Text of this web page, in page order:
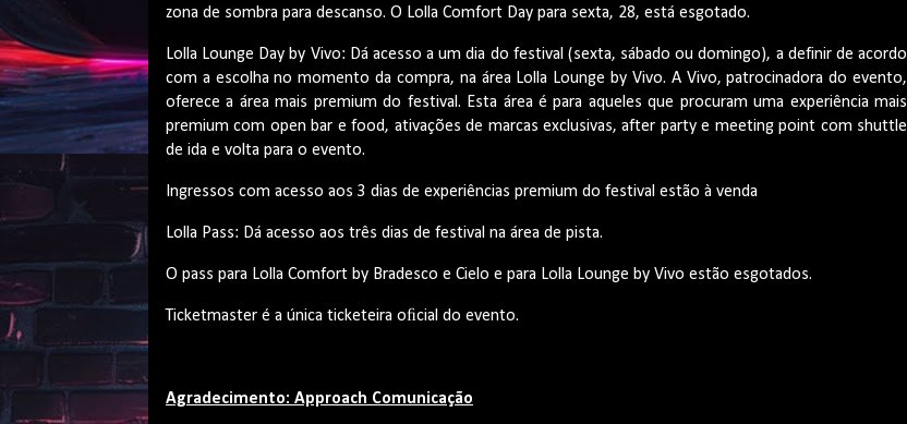
zona de sombra para descanso. O Lolla Comfort Day para sexta, 28, está esgotado.
Lolla Lounge Day by Vivo: Dá acesso a um dia do festival (sexta, sábado ou domingo), a definir de acordo
com a escolha no momento da compra, na área Lolla Lounge by Vivo. A Vivo, patrocinadora do evento,
oferece a área mais premium do festival. Esta área é para aqueles que procuram uma experiência mais
premium com open bar e food, ativações de marcas exclusivas, after party e meeting point com shuttle
de ida e volta para o evento.
Ingressos com acesso aos 3 dias de experiências premium do festival estão à venda
Lolla Pass: Dá acesso aos três dias de festival na área de pista.
O pass para Lolla Comfort by Bradesco e Cielo e para Lolla Lounge by Vivo estão esgotados.
Ticketmaster é a única ticketeira oﬁcial do evento.
Agradecimento: Approach Comunicação